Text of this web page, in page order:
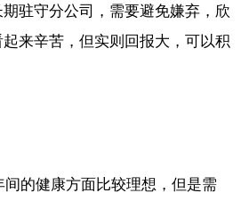
驻守分公司，需要避免嫌弃，欣
来辛苦，但实则回报大，可以积
间的健康方面比较理想，但是需